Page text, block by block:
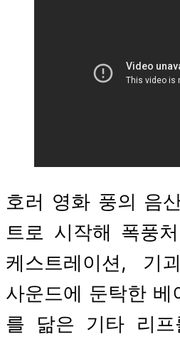
호러 영화 풍의 음
트로 시작해 폭풍
케스트레이션, 기
사운드에 둔탁한 베
를 닮은 기타 리